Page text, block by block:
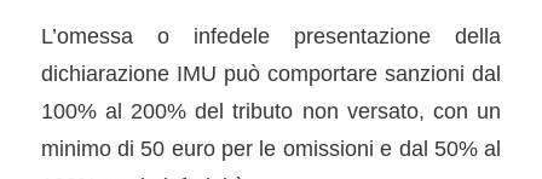
L’omessa o infedele presentazione della
dichiarazione IMU può comportare sanzioni dal
100% al 200% del tributo non versato, con un
minimo di 50 euro per le omissioni e dal 50% al